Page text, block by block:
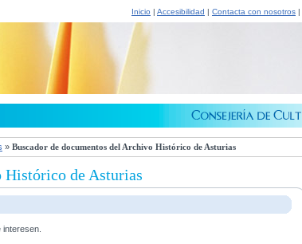
Inicio | Accesibilidad | Contacta con nosotros |
» Buscador de documentos del Archivo Histórico de Asturias
Histórico de Asturias